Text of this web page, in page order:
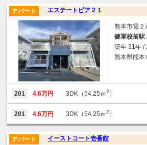
エステートピア２１
アパート
熊本市電２
健軍校前駅
築年 31年 /
熊本県熊本
201 4.6万円 3DK（54.25ｍ2 ）
201 4.6万円 3DK（54.25ｍ2 ）
イーストコート壱番館
アパート